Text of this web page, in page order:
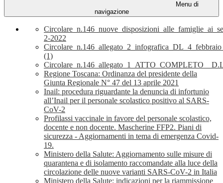
Menu di
navigazione
2-2022
(1)
Regione Toscana: Ordinanza del presidente della
Giunta Regionale N° 47 del 13 aprile 2021
Inail: procedura riguardante la denuncia di infortunio
all’Inail per il personale scolastico positivo al SARS-
CoV-2
Profilassi vaccinale in favore del personale scolastico,
docente e non docente. Mascherine FFP2. Piani di
sicurezza - Aggiornamenti in tema di emergenza Covid-
19.
Ministero della Salute: Aggiornamento sulle misure di
quarantena e di isolamento raccomandate alla luce della
circolazione delle nuove varianti SARS-CoV-2 in Italia
Ministero della Salute: indicazioni per la riammissione